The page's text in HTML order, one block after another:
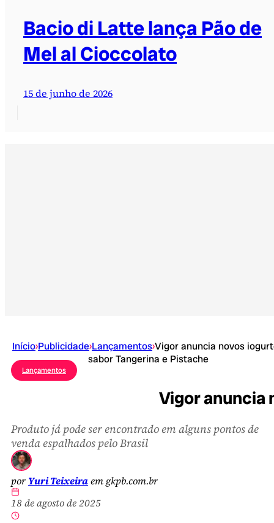
Bacio di Latte lança Pão de
Mel al Cioccolato
15 de junho de 2026
Início›Publicidade›Lançamentos›Vigor anuncia novos
sabor Tangerina e Pistache
Lançamentos
Vigor anuncia
Produto já pode ser encontrado em alguns pontos de
venda espalhados pelo Brasil
por Yuri Teixeiraem gkpb.com.br
18 de agosto de 2025